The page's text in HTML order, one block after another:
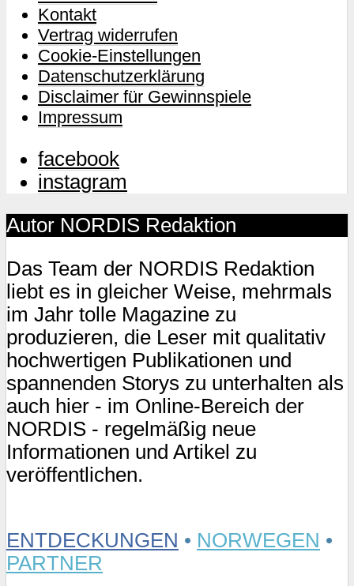
Kontakt
Vertrag widerrufen
Cookie-Einstellungen
Datenschutzerklärung
Disclaimer für Gewinnspiele
Impressum
facebook
instagram
Autor NORDIS Redaktion
Das Team der NORDIS Redaktion
liebt es in gleicher Weise, mehrmals
im Jahr tolle Magazine zu
produzieren, die Leser mit qualitativ
hochwertigen Publikationen und
spannenden Storys zu unterhalten als
auch hier - im Online-Bereich der
NORDIS - regelmäßig neue
Informationen und Artikel zu
veröffentlichen.
ENTDECKUNGEN • NORWEGEN •
PARTNER